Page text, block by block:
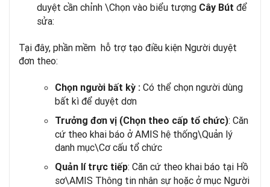
duyệt cần chỉnh \Chọn vào biểu tượng Cây Bút để
sửa:
Tại đây, phần mềm hỗ trợ tạo điều kiện Người duyệt
đơn theo:
Chọn người bất kỳ : Có thể chọn người dùng
bất kì để duyệt dơn
Trưởng đơn vị (Chọn theo cấp tổ chức): Căn
cứ theo khai báo ở AMIS hệ thống\Quản lý
danh mục\Cơ cấu tổ chức
Quản lí trực tiếp: Căn cứ theo khai báo tại Hồ
sơ\AMIS Thông tin nhân sự hoặc ở mục Người